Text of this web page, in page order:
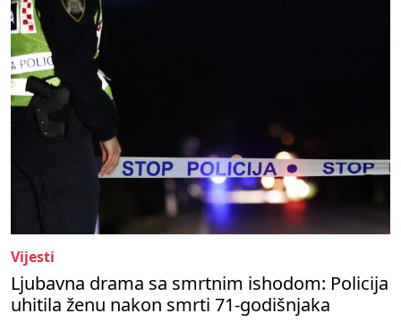
Vijesti
Ljubavna drama sa smrtnim ishodom: Policija
uhitila ženu nakon smrti 71-godišnjaka